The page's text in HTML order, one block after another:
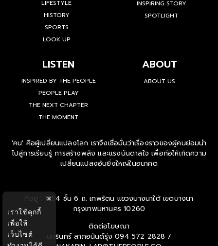
LIFESTYLE
HISTORY
SPORTS
LOOK UP
INSPIRING STORY
SPOTLIGHT
LISTEN
INSPIRED BY THE PEOPLE
PEOPLE PLAY
THE NEXT CHAPTER
THE MOMENT
ABOUT
ABOUT US
'คน' คือผู้เปลี่ยนแปลงโลก เราจึงเชื่อมั่นว่าเรื่องราวของผู้คนย่อมนำ
ไปสู่การเรียนรู้ การสร้างพลัง และแรงบันดาลใจ เพื่อก่อให้เกิดความ
เปลี่ยนแปลงอันยิ่งใหญ่ในอนาคต
ที่อยู่ : 1854 ชั้น 6 ถ. เทพรัตน แขวงบางนาใต้ เขตบางนา
กรุงเทพมหานคร 10260
ติดต่อโฆษณา
นครินทร์ ลาภอนันด์รุ่ง 094 572 2828 /
×
เราใช้คุกกี้
เพื่อให้
เว็บไซต์